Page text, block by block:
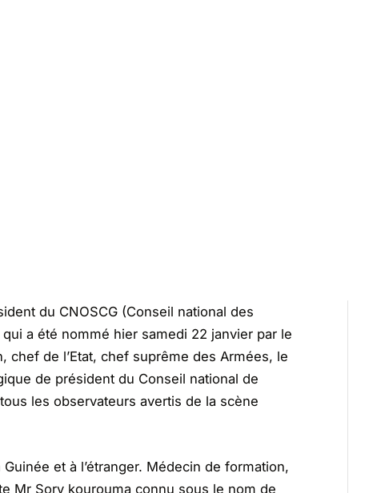
du CNOSCG (Conseil national des
a été nommé hier samedi 22 janvier par le
chef de l’Etat, chef suprême des Armées, le
de président du Conseil national de
les observateurs avertis de la scène
et à l’étranger. Médecin de formation,
Mr Sory kourouma connu sous le nom de